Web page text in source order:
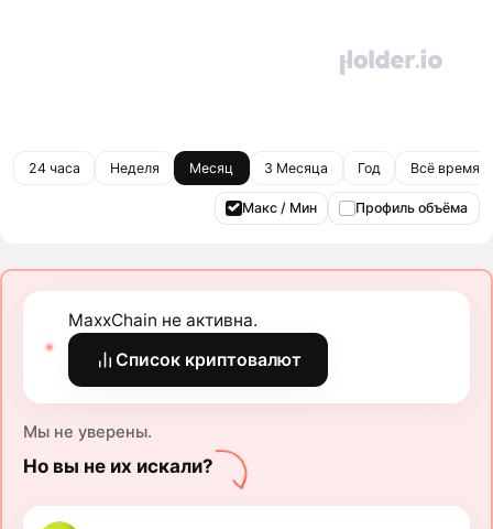
24 часа Неделя Месяц 3 Месяца Год Всё время
Макс / Мин Профиль объёма
MaxxChain не активна.
Список криптовалют
Мы не уверены.
Но вы не их искали?